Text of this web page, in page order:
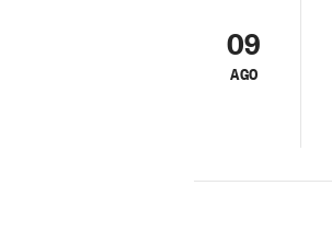
09
AGO